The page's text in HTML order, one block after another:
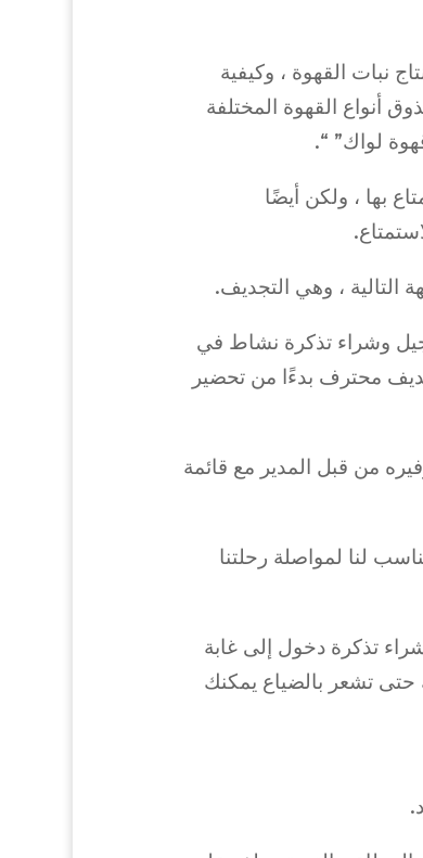
نبات القهوة ، وكيفية
أنواع القهوة المختلفة
لواك” “.
بها ، ولكن أيضًا
وشراء تذكرة نشاط في
محترف بدءًا من تحضير
من قبل المدير مع قائمة
، حتى 14.30 هو الوقت المناسب لنا لمواصلة رحلتنا
تذكرة دخول إلى غابة
حتى تشعر بالضياع يمكنك